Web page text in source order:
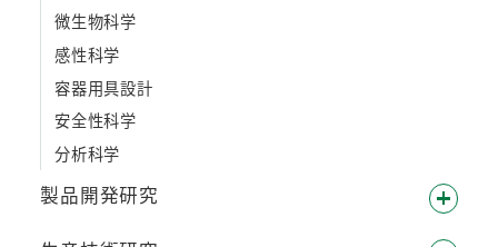
微生物科学
感性科学
容器用具設計
安全性科学
分析科学
製品開発研究